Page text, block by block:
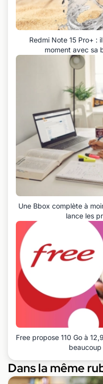
Redmi Note 15 Pro+ :
moment avec sa
Une Bbox complète à
lance les
Free propose 110 Go à
Dans la même